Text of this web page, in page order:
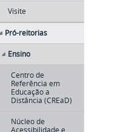
Visite
Pró-reitorias
Ensino
Centro de
Referência em
Educação a
Distância (CREaD)
Núcleo de
Acessibilidade e